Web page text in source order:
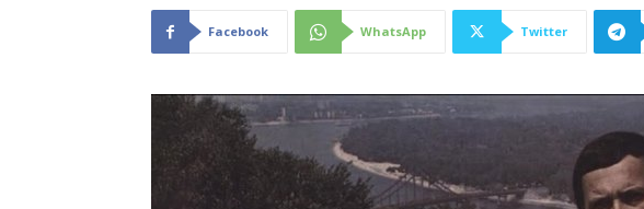
Facebook WhatsApp Twitter